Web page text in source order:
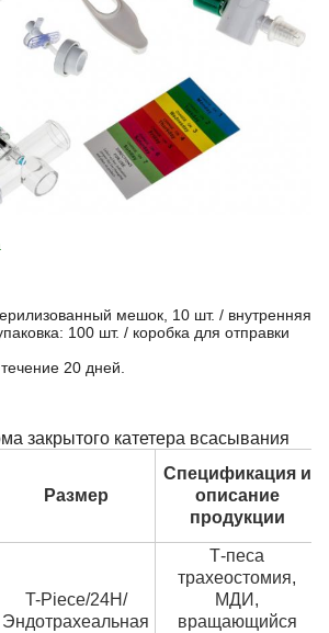
мешок, 10 шт. / внутренняя
100 шт. / коробка для отправки
20 дней.
закрытого катетера всасывания
Размер
Спецификация и
описание
продукции
T-Piece/24H/
Эндотрахеальная
Т-песа
трахеостомия,
МДИ,
вращающийся